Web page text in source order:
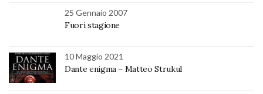
25 Gennaio 2007
Fuori stagione
10 Maggio 2021
Dante enigma – Matteo Strukul